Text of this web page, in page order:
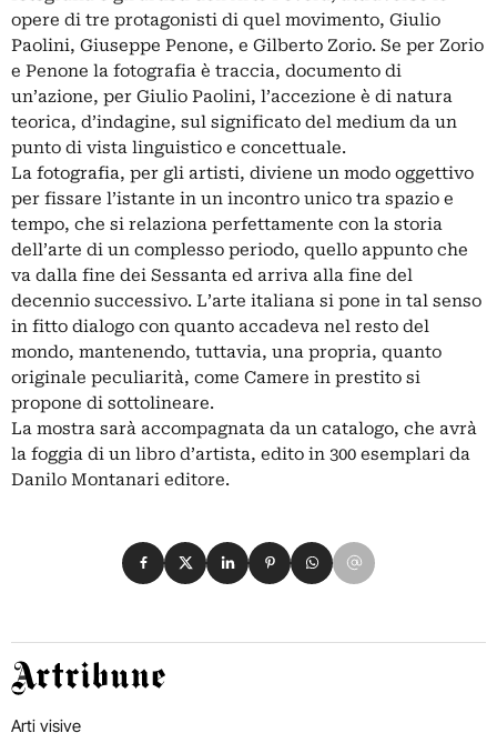
opere di tre protagonisti di quel movimento, Giulio
Paolini, Giuseppe Penone, e Gilberto Zorio. Se per Zorio
e Penone la fotografia è traccia, documento di
un’azione, per Giulio Paolini, l’accezione è di natura
teorica, d’indagine, sul significato del medium da un
punto di vista linguistico e concettuale.
La fotografia, per gli artisti, diviene un modo oggettivo
per fissare l’istante in un incontro unico tra spazio e
tempo, che si relaziona perfettamente con la storia
dell’arte di un complesso periodo, quello appunto che
va dalla fine dei Sessanta ed arriva alla fine del
decennio successivo. L’arte italiana si pone in tal senso
in fitto dialogo con quanto accadeva nel resto del
mondo, mantenendo, tuttavia, una propria, quanto
originale peculiarità, come Camere in prestito si
propone di sottolineare.
La mostra sarà accompagnata da un catalogo, che avrà
la foggia di un libro d’artista, edito in 300 esemplari da
Danilo Montanari editore.
Condividi su Facebook
Condividi su X
Condividi su LinkedIn
Condividi su Pinterest
Condividi su WhatsApp
Condividi su Email
Artribune
Arti visive